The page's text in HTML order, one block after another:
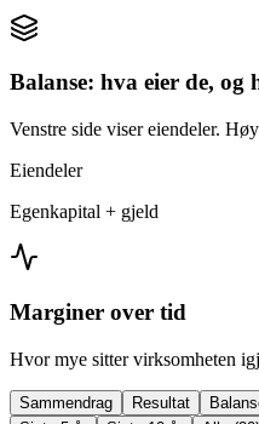
Balanse: hva eier de, og
Venstre side viser eiendeler.
Eiendeler
Egenkapital + gjeld
Marginer over tid
Hvor mye sitter virksomheten
Sammendrag Resultat